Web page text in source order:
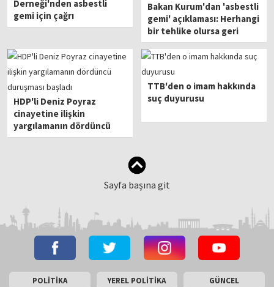
Derneği'nden asbestli
gemi için çağrı
Bakan Kurum'dan 'asbestli
gemi' açıklaması: Herhangi
bir tehlike olursa geri
gönderilecek!
HDP'li Deniz Poyraz
cinayetine ilişkin
yargılamanın dördüncü
duruşması başladı
TTB'den o imam hakkında
suç duyurusu
Sayfa başına git
POLİTİKA YEREL POLİTİKA GÜNCEL